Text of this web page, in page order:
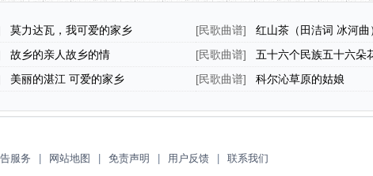
莫力达瓦，我可爱的家乡 [民歌曲谱]
红山茶（田洁词 冰河曲
故乡的亲人故乡的情 [民歌曲谱]
五十六个民族五十六朵
美丽的湛江 可爱的家乡 [民歌曲谱] 科尔沁草原的姑娘
服务 网站地图 免责声明 用户反馈 联系我们